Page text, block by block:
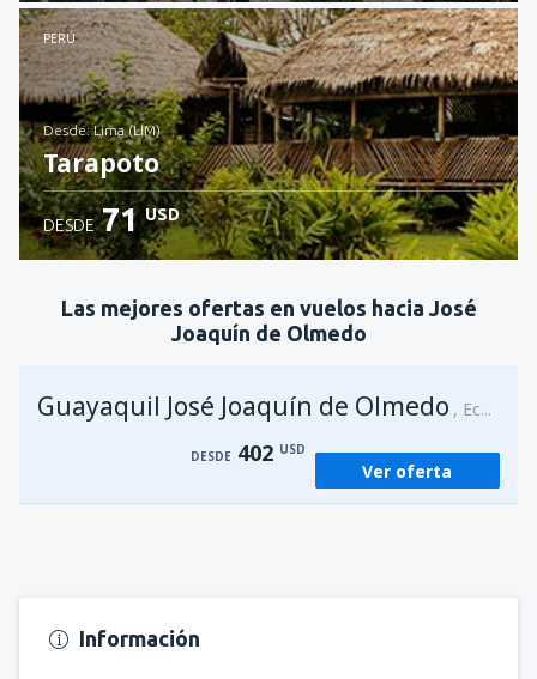
Revisa los detalles
PERÚ
desde: Lima (LIM)
Tarapoto
Revisa los detalles
DESDE 71 USD
Las mejores ofertas en vuelos hacia José
Joaquín de Olmedo
Guayaquil José Joaquín de Olmedo Ecuador
DESDE 402 USD
Ver oferta
Información